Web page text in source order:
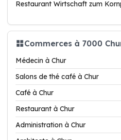
Restaurant Wirtschaft zum
Commerces à 7000
Médecin à Chur
Salons de thé café à Chur
Café à Chur
Restaurant à Chur
Administration à Chur